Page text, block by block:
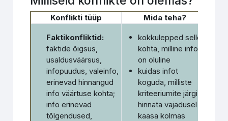
Konflikti tüüp Mida teha?
Faktikonfliktid:
faktide õigsus,
usaldusväärsus,
infopuudus, valeinfo,
erinevad hinnangud
info väärtuse kohta;
info erinevad
tõlgendused,
kokkulepped selle
kohta, milline info
on oluline
kuidas infot
koguda, milliste
kriteeriumite järgi
hinnata vajadusel
kaasa kolmas